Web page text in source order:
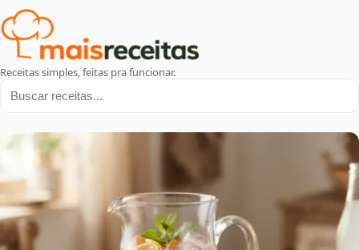
Receitas simples, feitas pra funcionar.
Buscar receitas